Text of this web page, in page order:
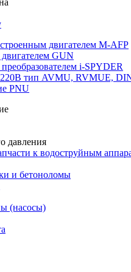
двигателем M-AFP
GUN
i-SPYDER
220B тип AVMU, RVMUE,
PNU
давления
к водоструйным
и бетоноломы
(насосы)